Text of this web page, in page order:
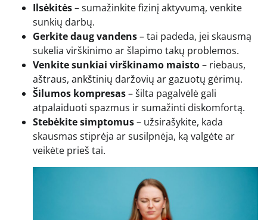
Ilsėkitės– sumažinkite fizinį aktyvumą, venkite
sunkių darbų.
Gerkite daug vandens– tai padeda, jei skausmą
sukelia virškinimo ar šlapimo takų problemos.
Venkite sunkiai virškinamo maisto– riebaus,
aštraus, ankštinių daržovių ar gazuotų gėrimų.
Šilumos kompresas– šilta pagalvėlė gali
atpalaiduoti spazmus ir sumažinti diskomfortą.
Stebėkite simptomus– užsirašykite, kada
skausmas stiprėja ar susilpnėja, ką valgėte ar
veikėte prieš tai.